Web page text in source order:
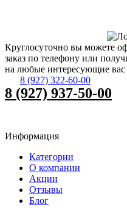
Круглосуточно вы можете
заказ по телефону или
на любые интересующие
8 (927) 322-60-00
8 (927) 937-50-00
Информация
Категории
О компании
Акции
Отзывы
Блог